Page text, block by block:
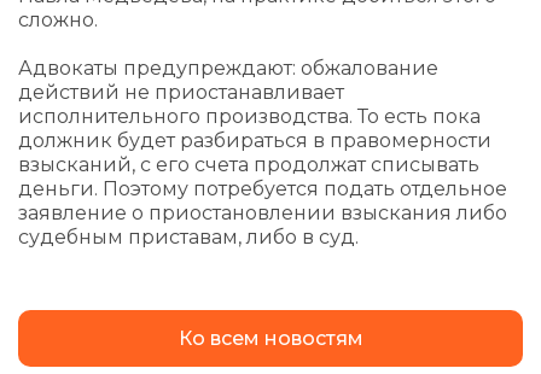
сложно.
Адвокаты предупреждают: обжалование
действий не приостанавливает
исполнительного производства. То есть пока
должник будет разбираться в правомерности
взысканий, с его счета продолжат списывать
деньги. Поэтому потребуется подать отдельное
заявление о приостановлении взыскания либо
судебным приставам, либо в суд.
Ко всем новостям